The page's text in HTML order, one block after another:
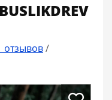
отзывов/